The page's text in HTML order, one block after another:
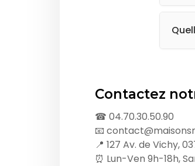
Contactez
☎ 04.70.30.50.90
📧
📍 127 Av. de Vichy,
⏰ Lun-Ven 9h-18h,